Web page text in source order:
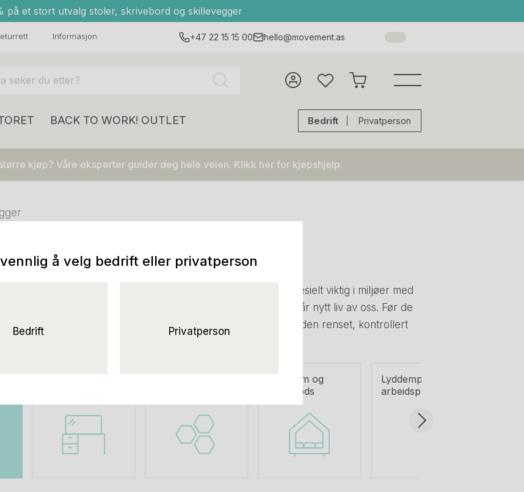
på et stort utvalg stoler, skrivebord og skillevegger
Informasjon +47 22 15 15 00 hello@movement.as
BACK TO WORK! OUTLET Bedrift Privatperson
kjøp? Våre eksperter guider deg hele veien. Klikk her for kjøpshjelp.
og skape et behagelig lydnivå på kontoret, noe som er spesielt viktig i miljøer med
skillevegger starter som brukte kvalitetsprodukter, men som får nytt liv av oss. Før de
en grundig vurdering av tilstand og kvalitet. Deretter blir den renset, kontrollert
presentabel løsning som er klar til bruk.
Stillerom og
workpods
Lyddempende
arbeidsplasser
å velg bedrift eller privatperson
Bedrift Privatperson